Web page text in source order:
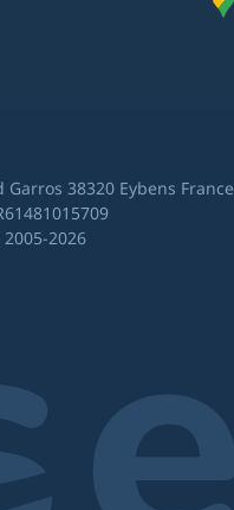
38320 Eybens France
2026